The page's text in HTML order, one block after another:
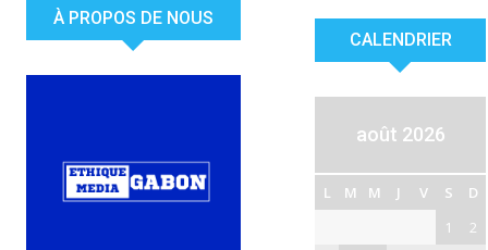
À PROPOS DE NOUS
CALENDRIER
août 2026
L M M J V S
D
1
2